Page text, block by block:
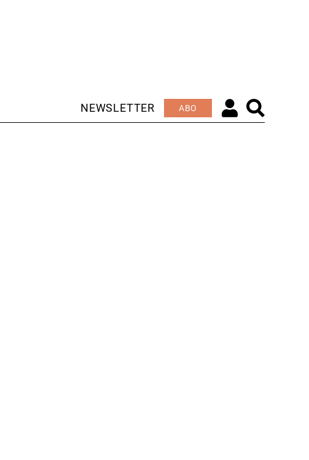
NEWSLETTER ABO